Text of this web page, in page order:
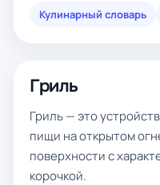
Кулинарный словарь
Гриль
Гриль — это
пищи на открытом
поверхности с
корочкой.